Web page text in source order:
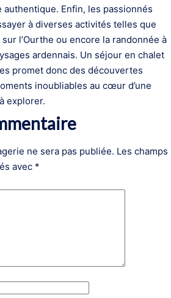
Enfin, les passionnés
à diverses activités telles que
sur l’Ourthe ou encore la randonnée à
ardennais. Un séjour en chalet
promet donc des découvertes
inoubliables au cœur d’une
explorer.
ne sera pas publiée. Les champs
avec *